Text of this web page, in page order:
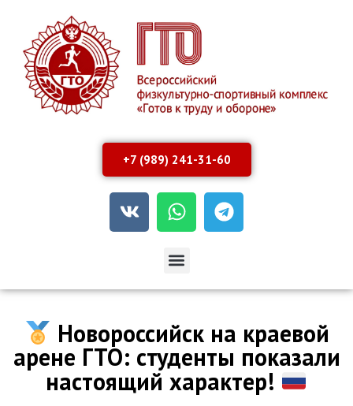
+7 (989) 241-31-60
Новороссийск на краевой
арене ГТО: студенты показали
настоящий характер!